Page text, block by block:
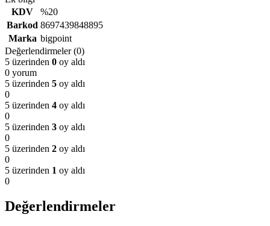
KDV
%20
Barkod 8697439848895
Marka bigpoint
Değerlendirmeler (0)
5 üzerinden 0 oy aldı
0 yorum
5 üzerinden 5 oy aldı
0
5 üzerinden 4 oy aldı
0
5 üzerinden 3 oy aldı
0
5 üzerinden 2 oy aldı
0
5 üzerinden 1 oy aldı
0
Değerlendirmeler